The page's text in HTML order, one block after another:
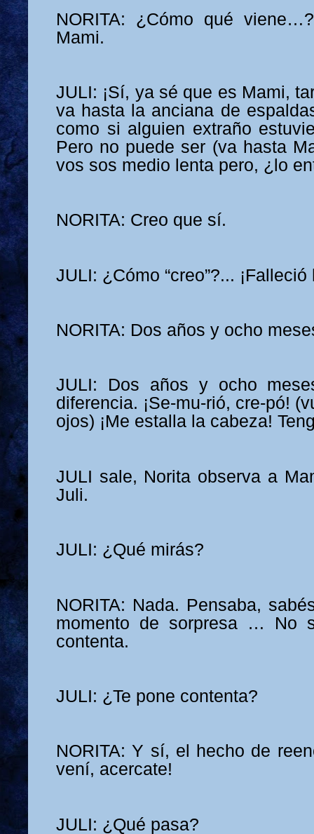
NORITA: ¿Cómo qué
Mami.
JULI: ¡Sí, ya sé que es Mami,
va hasta la anciana de
como si alguien extraño
Pero no puede ser (va hasta
vos sos medio lenta pero, ¿lo
NORITA: Creo que sí.
JULI: ¿Cómo “creo”?...
NORITA: Dos años y ocho
JULI: Dos años y ocho
diferencia. ¡Se-mu-rió, cre-pó!
ojos) ¡Me estalla la cabeza!
JULI sale, Norita observa a
Juli.
JULI: ¿Qué mirás?
NORITA: Nada. Pensaba,
momento de sorpresa … No
contenta.
JULI: ¿Te pone contenta?
NORITA: Y sí, el hecho de
vení, acercate!
JULI: ¿Qué pasa?